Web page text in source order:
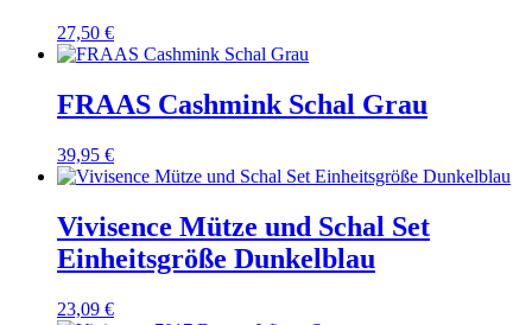
27,50 €
FRAAS Cashmink Schal Grau
39,95 €
Vivisence Mütze und Schal Set
Einheitsgröße Dunkelblau
23,09 €